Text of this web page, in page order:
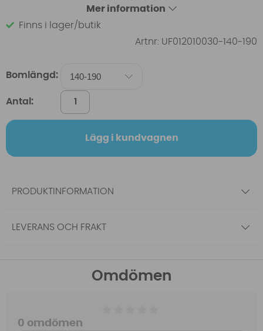
Mer information
Finns i lager/butik
Artnr: UF012010030-140-190
Bomlängd:
Antal:
Lägg i kundvagnen
PRODUKTINFORMATION
LEVERANS OCH FRAKT
Omdömen
0 omdömen